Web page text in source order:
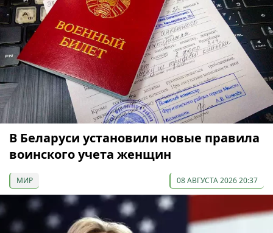
В Беларуси установили новые правила
воинского учета женщин
МИР 08 АВГУСТА 2026 20:37